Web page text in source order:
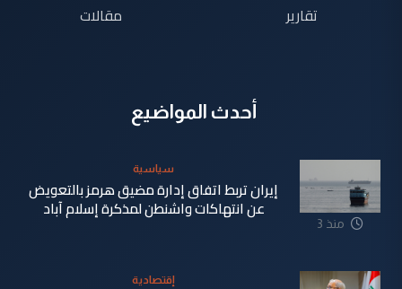
تقارير
مقالات
أحدث المواضيع
منذ 3
سياسية
إيران تربط اتفاق إدارة مضيق هرمز بالتعويض
عن انتهاكات واشنطن لمذكرة إسلام آباد
إقتصادية